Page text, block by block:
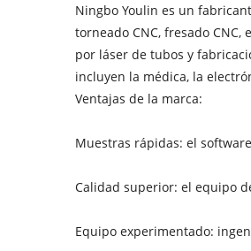
Ningbo Youlin es un
torneado CNC, fresado
por láser de tubos y
incluyen la médica, la
Ventajas de la marca:
Muestras rápidas: el
Calidad superior: el equipo
Equipo experimentado: